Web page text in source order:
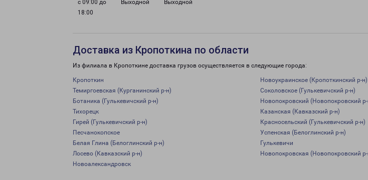
с 09:00 до
18:00
Выходной Выходной
Доставка из Кропоткина по области
Из филиала в Кропоткине доставка грузов осуществляется в следующие города:
Кропоткин Новоукраинское (Кропоткинский р-н)
Темиргоевская (Курганинский р-н)
Соколовское (Гулькевичский р-н)
Ботаника (Гулькевичский р-н)
Новопокровский (Новопокровский
Тихорецк
Казанская (Кавказский р-н)
Гирей (Гулькевичский р-н)
Красносельский (Гулькевичский р-н)
Песчанокопское
Успенская (Белоглинский р-н)
Белая Глина (Белоглинский р-н)
Гулькевичи
Лосево (Кавказский р-н)
Новопокровская (Новопокровский
Новоалександровск